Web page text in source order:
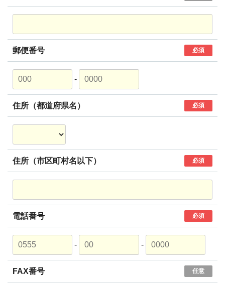
郵便番号 必須
-
住所（都道府県名） 必須
住所（市区町村名以下） 必須
電話番号 必須
- -
FAX番号 任意